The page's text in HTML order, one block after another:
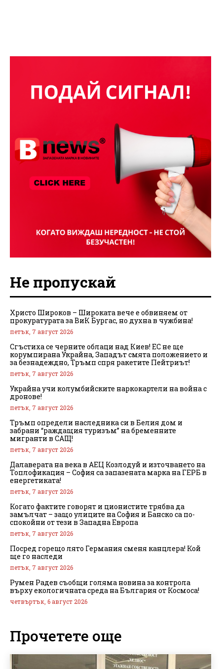
Не пропускай
Христо Широков – Широката вече е обвиняем от
прокуратурата за ВиК Бургас, но духна в чужбина!
петък, 7 август 2026
Сгъстиха се черните облаци над Киев! ЕС не ще
корумпирана Украйна, Западът смята положението и
за безнадеждно, Тръмп спря ракетите Пейтриът!
петък, 7 август 2026
Украйна учи колумбийските наркокартели на война с
дронове!
петък, 7 август 2026
Тръмп определи наследника си в Белия дом и
забрани “раждащия туризъм” на бременните
мигранти в САЩ!
петък, 7 август 2026
Далаверата на века в АЕЦ Козлодуй и източването на
Топлофикация – София са запазената марка на ГЕРБ в
енергетиката!
петък, 7 август 2026
Когато фактите говорят и ционистите трябва да
замълчат – защо улиците на София и Банско са по-
спокойни от тези в Западна Европа
петък, 7 август 2026
Посред горещо лято Германия сменя канцлера! Кой
ще го наследи
петък, 7 август 2026
Румен Радев съобщи голяма новина за контрола
върху екологичната среда на България от Космоса!
четвъртък, 6 август 2026
Прочетете още